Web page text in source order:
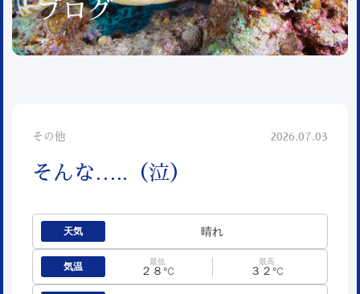
ブログ
その他 2026.07.03
そんな…..（泣）
天気 晴れ
気温 最低
２８ ℃
最高
３２ ℃